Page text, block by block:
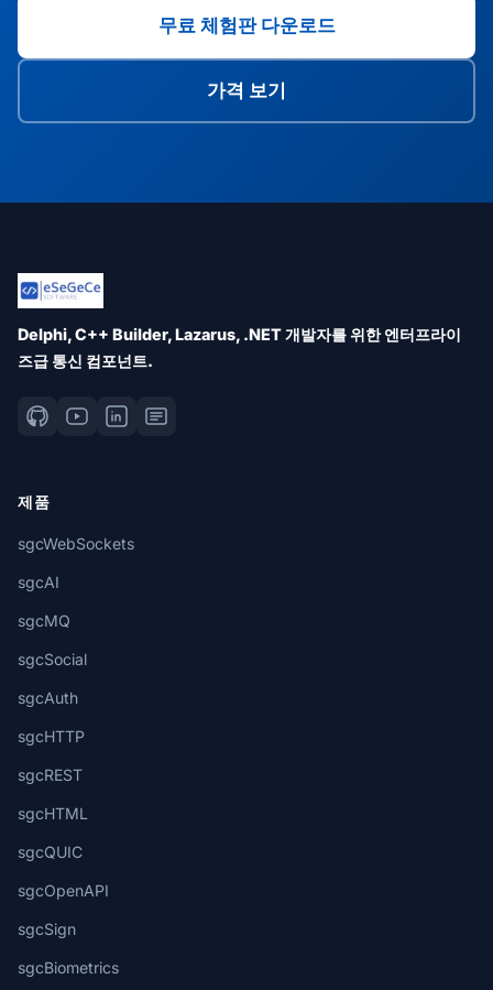
무료 체험판 다운로드
가격 보기
Delphi, C++ Builder, Lazarus, .NET 개발자를 위한 엔터프라이
즈급 통신 컴포넌트.
제품
sgcWebSockets
sgcAI
sgcMQ
sgcSocial
sgcAuth
sgcHTTP
sgcREST
sgcHTML
sgcQUIC
sgcOpenAPI
sgcSign
sgcBiometrics